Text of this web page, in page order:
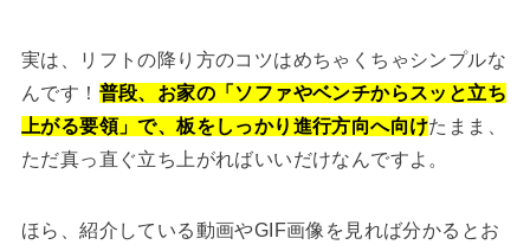
実は、リフトの降り方のコツはめちゃくちゃシンプルな
んです！ 普段、お家の「ソファやベンチからスッと立ち
上がる要領」で、板をしっかり進行方向へ向けたまま、
ただ真っ直ぐ立ち上がればいいだけなんですよ。
ほら、紹介している動画やGIF画像を見れば分かるとお